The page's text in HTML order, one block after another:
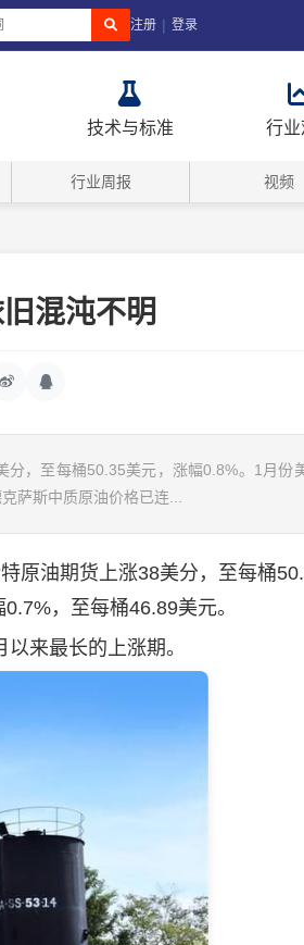
注册 | 登录
技术与标准 行
行业周报 视频
混沌不明
，至每桶50.35美元，涨幅0.8%。1月份
萨斯中质原油价格已连...
油期货上涨38美分，至每桶
，至每桶46.89美元。
来最长的上涨期。